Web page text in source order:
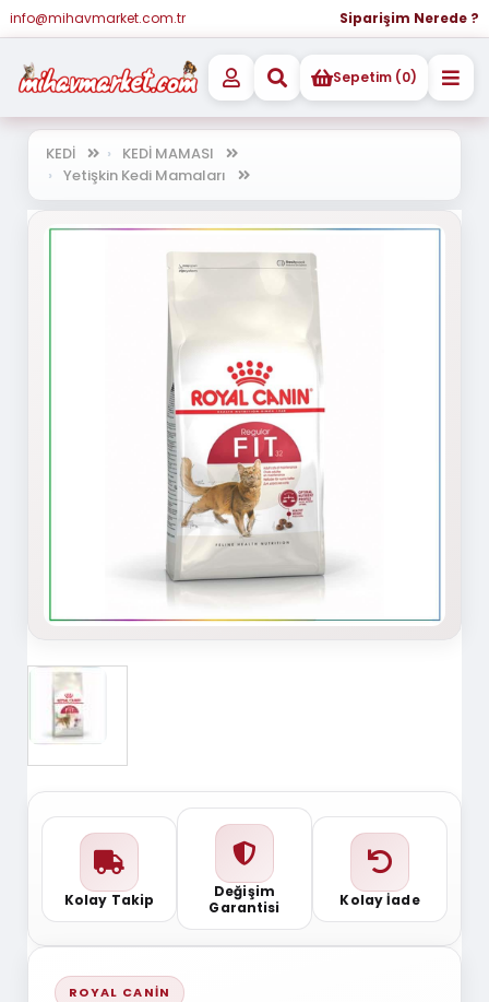
info@mihavmarket.com.tr Siparişim Nerede ?
Sepetim (0)
KEDİ
KEDİ MAMASI
Yetişkin Kedi Mamaları
Kolay Takip
Değişim
Garantisi
Kolay İade
ROYAL CANIN